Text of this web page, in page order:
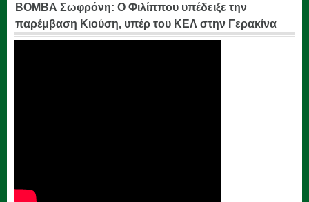
ΒΟΜΒΑ Σωφρόνη: Ο Φιλίππου υπέδειξε την
παρέμβαση Κιούση, υπέρ του ΚΕΛ στην Γερακίνα